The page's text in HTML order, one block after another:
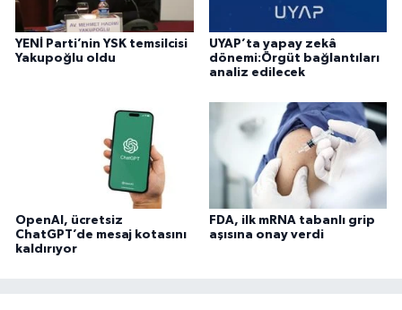
YENİ Parti’nin YSK temsilcisi
Yakupoğlu oldu
UYAP’ta yapay zekâ
dönemi:Örgüt bağlantıları
analiz edilecek
OpenAI, ücretsiz
ChatGPT’de mesaj kotasını
kaldırıyor
FDA, ilk mRNA tabanlı grip
aşısına onay verdi